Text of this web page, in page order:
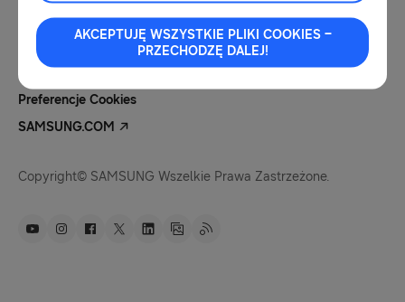
Nota Prawna
Polityka Prywatności
Pliki Cookies
Preferencje Cookies
SAMSUNG.COM
Copyright© SAMSUNG Wszelkie Prawa Zastrzeżone.
AKCEPTUJĘ WSZYSTKIE PLIKI COOKIES –
PRZECHODZĘ DALEJ!